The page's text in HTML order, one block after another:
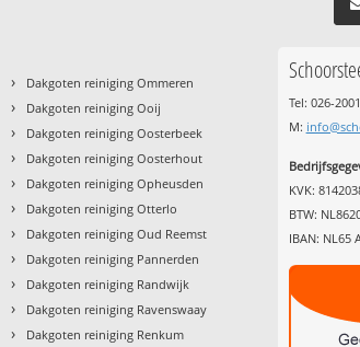
› Dakgoten reiniging Ommeren
› Dakgoten reiniging Ooij
› Dakgoten reiniging Oosterbeek
› Dakgoten reiniging Oosterhout
› Dakgoten reiniging Opheusden
› Dakgoten reiniging Otterlo
› Dakgoten reiniging Oud Reemst
› Dakgoten reiniging Pannerden
› Dakgoten reiniging Randwijk
› Dakgoten reiniging Ravenswaay
› Dakgoten reiniging Renkum
Tel: 026-
M:
KVK:
BTW:
IBAN: NL65